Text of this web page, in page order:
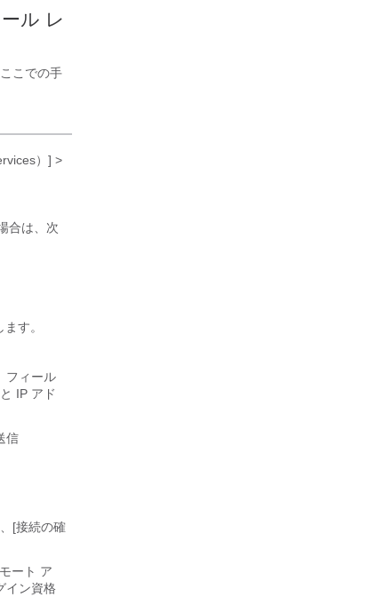
ル レ
こでの手
）] >
合は、次
す。
フィール
IP アド
信
[接続の確
ート ア
イン資格